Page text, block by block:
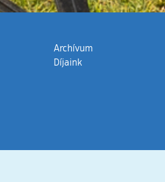
Archívum
Díjaink